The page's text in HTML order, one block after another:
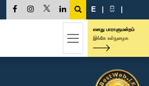
E | සි |
எனது பாராளுமன்றம்
இங்கே உள்நுழைக